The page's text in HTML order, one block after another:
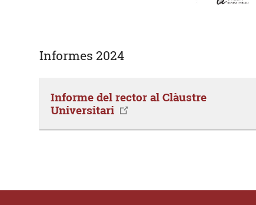
Informes 2024
Informe del rector al Clàustre
Universitari